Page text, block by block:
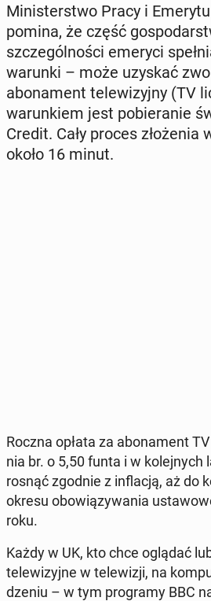
Mi­ni­ster­stwo Pracy i
po­mi­na, że część
szcze­gól­no­ści emeryci
warunki – może uzyskać
abo­na­ment te­le­wi­zyj­ny (TV
wa­run­kiem jest po­bie­ra­nie
Credit. Cały proces zło­że­nia
około 16 minut.
Roczna opłata za abo­na­ment
nia br. o 5,50 funta i w ko­lej­nych
rosnąć zgodnie z in­fla­cją, aż do
okresu obo­wią­zy­wa­nia
roku.
Każdy w UK, kto chce oglądać
te­le­wi­zyj­ne w te­le­wi­zji, na
dze­niu – w tym pro­gra­my BBC